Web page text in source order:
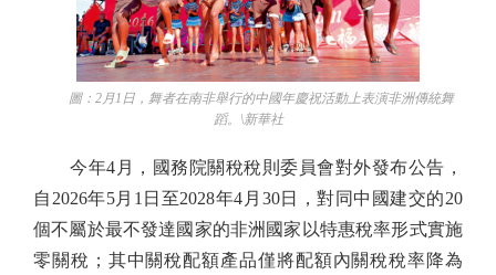
圖：2月1日，舞者在南非舉行的中國年慶祝活動上表演非洲傳統舞
蹈。\新華社
今年4月，國務院關稅稅則委員會對外發布公告，
自2026年5月1日至2028年4月30日，對同中國建交的20
個不屬於最不發達國家的非洲國家以特惠稅率形式實施
零關稅；其中關稅配額產品僅將配額內關稅稅率降為